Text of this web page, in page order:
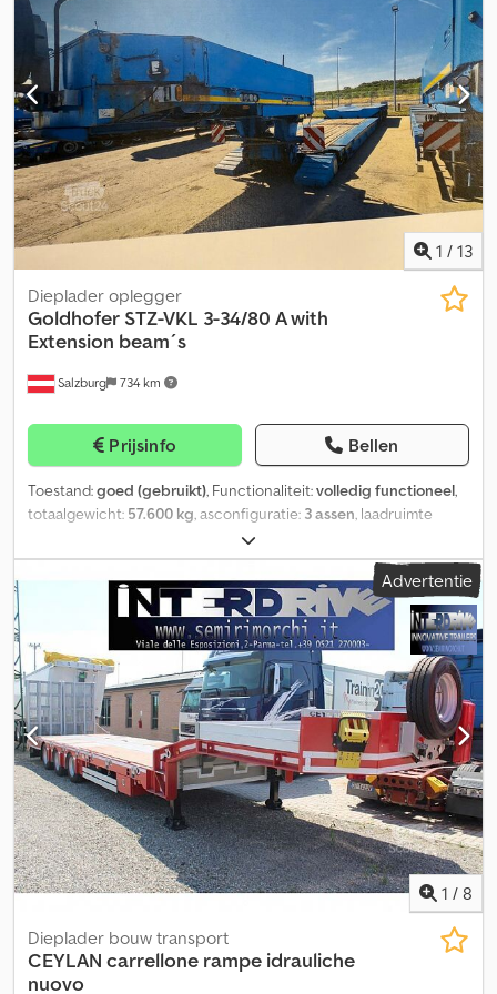
NAVIGATIE ZIJKAMERACAMERA I-SHIFT TRANSMISSIE VOLVO
MOTORREM (VEB) SCHUIVEND ZWIJSCHOTELKOPPELING VBG
AANHANGWAGENKOPPELING GEREEDSCHAPSKIST PALFINGER
PK135.002 TEC7 + JIB PJ190 KRAAN KRAANWERKUREN 6453 14 X
HYDRAULISCH UITSCHUIFBAAR OLIEKOELER VOOR
KRAANHYDRAULIEK LIER 5 X AFGESTEMD AFSTANDSBEDIENING
MAX. HEFCAPACITEIT 30.000 KG MAX. HEFCAPACITEIT BIJ 4,5M
22.100 KG MAX. HEFCAPACITEIT BIJ 32,00 M 1.280 KG
WERKHOOGTE 36,00 METER
transmissie Driezijdige kipper GVW 8.800 kg Laadvermogen 3.340
kg Totale lengte vrachtwagen 6.550 mm Laadbaklengte 4.700 mm
Dkedpoxxl R Aefx Agper Wielbasis 3.300 mm Ophanging:
mechanische bladveren Differentieelslot ABS Airconditioning
Euro 5 Zonneschermen Elektrische spiegels en ramen Radio
260.000 km.
1 / 13
Salzburg 734 km
Dieplader oplegger
Goldhofer STZ-VKL 3-34/80 A with
Extension beam´s
Prijsinfo Bellen
Toestand:goed (gebruikt), Functionaliteit:volledig functioneel,
totaalgewicht: 57.600 kg, asconfiguratie: 3 assen, laadruimte
, laadruimtebreedte:
laadruimtehoogte:945 mm, kleur:blauw, Bouwjaar:2008, Wij
hebben twee van deze diepladers beschikbaar. Fabrikant:
Goldhofer Type: STZ-VKL 3-34/80 A Bouwjaar: 2008 Totaalgewicht:
54.000 kg Eigen gewicht: 21.000 kg Laadvermogen: 33.000 kg
Totale treindlengte: 20.000 mm (max. uitgeschoven 24.200 mm)
Laadvlak (lxb): 7.300 mm x 2.750 mm (uitschuifbaar tot 4.200 mm)
Banden: 235/75 R 17,5 Extra: Dodexc U Nvjpfx Agpskr Verlengbalk:
2x 6.000 mm
Advertentie
1 / 8
Dieplader bouw transport
CEYLAN carrellone rampe idrauliche
nuovo